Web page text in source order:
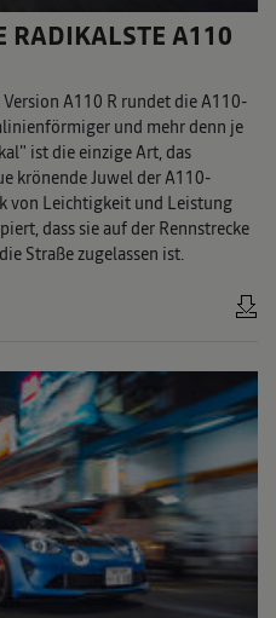
RADIKALSTE A110
A110 R rundet die A110-
und mehr denn je
ist die einzige Art, das
krönende Juwel der A110-
von Leichtigkeit und Leistung
dass sie auf der Rennstrecke
Straße zugelassen ist.